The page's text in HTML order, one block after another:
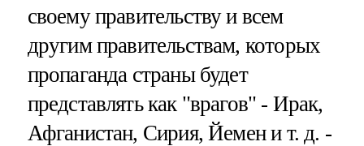
своему правительству и всем
другим правительствам, которых
пропаганда страны будет
представлять как "врагов" - Ирак,
Афганистан, Сирия, Йемен и т. д. -